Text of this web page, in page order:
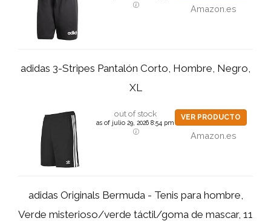
Amazon.es
adidas 3-Stripes Pantalón Corto, Hombre, Negro,
XL
out of stock
as of julio 29, 2026 8:54 pm
VER PRODUCTO
Amazon.es
adidas Originals Bermuda - Tenis para hombre,
Verde misterioso/verde táctil/goma de mascar, 11